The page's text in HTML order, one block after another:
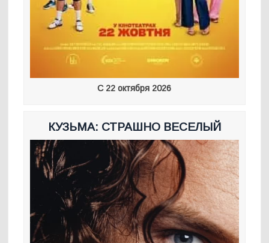
С 22 октября 2026
КУЗЬМА: СТРАШНО ВЕСЕЛЫЙ